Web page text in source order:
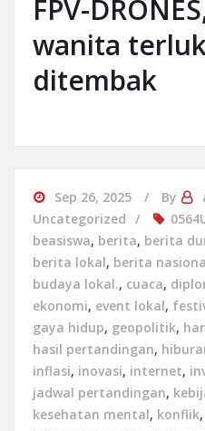
FPV-
wanita
ditembak
Sep 26, 2025 By
Uncategorized
beasiswa, berita, berita
berita lokal, berita
budaya lokal., cuaca,
ekonomi, event lokal,
gaya hidup, geopolitik,
hasil pertandingan,
inflasi, inovasi, internet,
jadwal pertandingan,
kesehatan mental, konflik,